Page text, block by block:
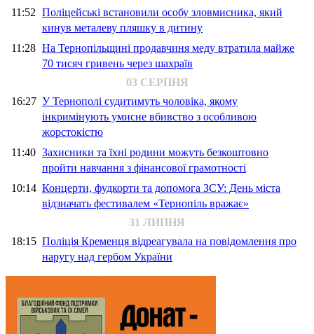
11:52 Поліцейські встановили особу зловмисника, який
кинув металеву пляшку в дитину
11:28 На Тернопільщині продавчиня меду втратила майже
70 тисяч гривень через шахраїв
03 СЕРПНЯ
16:27 У Тернополі судитимуть чоловіка, якому
інкримінують умисне вбивство з особливою
жорстокістю
11:40 Захисники та їхні родини можуть безкоштовно
пройти навчання з фінансової грамотності
10:14 Концерти, фудкорти та допомога ЗСУ: День міста
відзначать фестивалем «Тернопіль вражає»
31 ЛИПНЯ
18:15 Поліція Кременця відреагувала на повідомлення про
наругу над гербом України